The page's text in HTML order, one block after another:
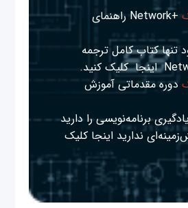
+Network راهنمای
تنها کتاب کامل ترجمه
اینجا کلیک کنید.
دوره مقدماتی آموزش
برنامه‌نویسی را دارید
نداریداینجا کلیک